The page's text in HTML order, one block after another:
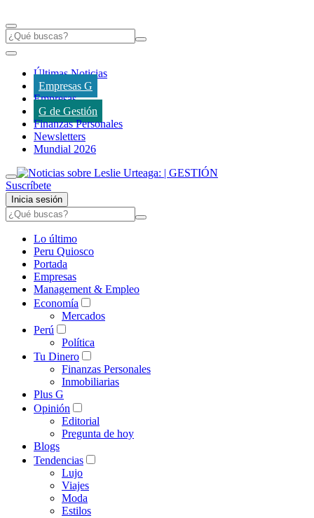
Últimas Noticias
Empresas G
Empresas
G de Gestión
Finanzas Personales
Newsletters
Mundial 2026
Suscríbete
Inicia sesión
Lo último
Peru Quiosco
Portada
Empresas
Management & Empleo
Economía
Mercados
Perú
Política
Tu Dinero
Finanzas Personales
Inmobiliarias
Plus G
Opinión
Editorial
Pregunta de hoy
Blogs
Tendencias
Lujo
Viajes
Moda
Estilos